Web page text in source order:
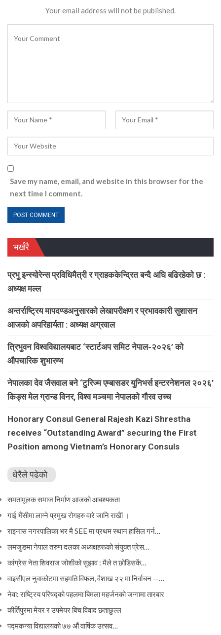
Your email address will not be published.
Save my name, email, and website in this browser for the
next time I comment.
भर्खरै
प्रभु इन्स्योरेन्स प्रविधिमैत्री र ग्राहककेन्द्रित बन्दै अघि बढिरहेको छ :
अध्यक्ष मल्ल
अन्तर्राष्ट्रिय मापदण्डअनुसारको लेखापरीक्षण र प्रभावकारी सुशासन
आजको अपरिहार्यता : अध्यक्ष अग्रवाल
त्रिभुवन विश्वविद्यालयबाट ‘स्टार्टअप समिट नेपाल-२०२६’ को
औपचारिक शुभारम्भ
नेपालका देव जैसवाल बने ‘टुरिज्म एम्बासडर युनिभर्स इन्टरनेशनल २०२६’
किड्स मेल ग्रान्ड विनर, विश्व मञ्चमा नेपालको गौरव उच्च
Honorary Consul General Rajesh Kazi Shrestha
receives “Outstanding Award” securing the First
Position among Vietnam’s Honorary Consuls
धेरैले पढेको
समतामूलक समाज निर्माण आजको आबश्यकता
गाई भैंसीमा लाग्ने प्रमुख रोगहरु वारे जानि राखैां ।
राइनास नगरपालिका भर मै SEE मा प्रथम स्थान हासिल गर्न…
लमजुङमा नेपाल तरुण दलका अध्यक्षहरूको संयुक्त प्रेस…
कांग्रेस नेता शिवराज जोशीको सुझाव : मैले त छोडिसकें…
वाइसीएल नुवाकोटमा सहमति विफल, वैशाख २२ मा निर्वाचन —…
नेवा: राष्ट्रिय परिषद्को पहलमा बिमला महर्जनको जग्गामा तारबार
कीर्तिपुरमा मेयर र उपमेयर बिच विवाद छताछुल्ल
पद्मकन्या विद्यालयको ७७ औं ‌‌वार्षिक ‌उत्सव…